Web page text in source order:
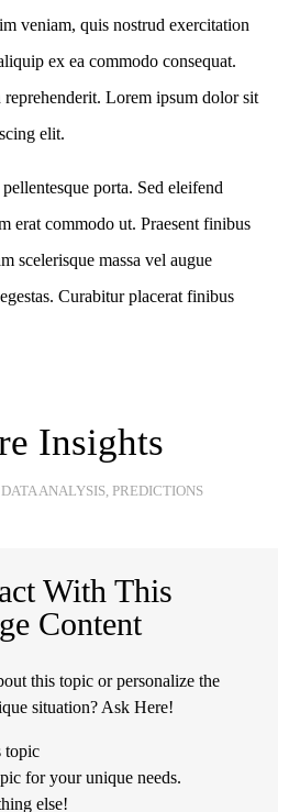
veniam, quis nostrud exercitation
ex ea commodo consequat.
Lorem ipsum dolor sit
elit.
porta. Sed eleifend
erat commodo ut. Praesent finibus
scelerisque massa vel augue
Curabitur placerat finibus
Insights
DATA ANALYSIS, PREDICTIONS
With This
Content
this topic or personalize the
situation? Ask Here!
topic
for your unique needs.
else!